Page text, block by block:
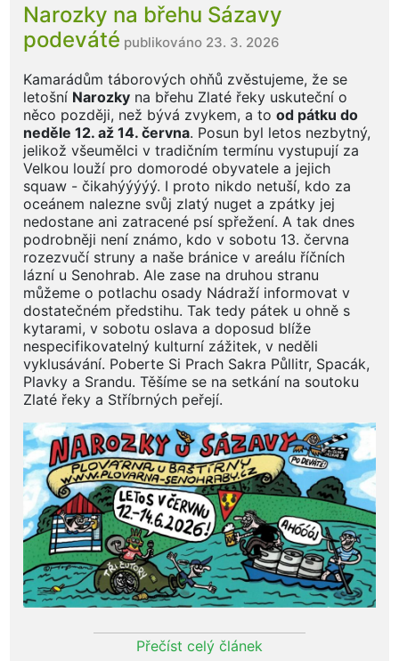
Narozky na břehu Sázavy
podeváté publikováno 23. 3. 2026
Kamarádům táborových ohňů zvěstujeme, že se
letošní Narozky na břehu Zlaté řeky uskuteční o
něco později, než bývá zvykem, a to od pátku do
neděle 12. až 14. června. Posun byl letos nezbytný,
jelikož všeumělci v tradičním termínu vystupují za
Velkou louží pro domorodé obyvatele a jejich
squaw - čikahýýýýý. I proto nikdo netuší, kdo za
oceánem nalezne svůj zlatý nuget a zpátky jej
nedostane ani zatracené psí spřežení. A tak dnes
podrobněji není známo, kdo v sobotu 13. června
rozezvučí struny a naše bránice v areálu říčních
lázní u Senohrab. Ale zase na druhou stranu
můžeme o potlachu osady Nádraží informovat v
dostatečném předstihu. Tak tedy pátek u ohně s
kytarami, v sobotu oslava a doposud blíže
nespecifikovatelný kulturní zážitek, v neděli
vyklusávání. Poberte Si Prach Sakra Půllitr, Spacák,
Plavky a Srandu. Těšíme se na setkání na soutoku
Zlaté řeky a Stříbrných peřejí.
Přečíst celý článek